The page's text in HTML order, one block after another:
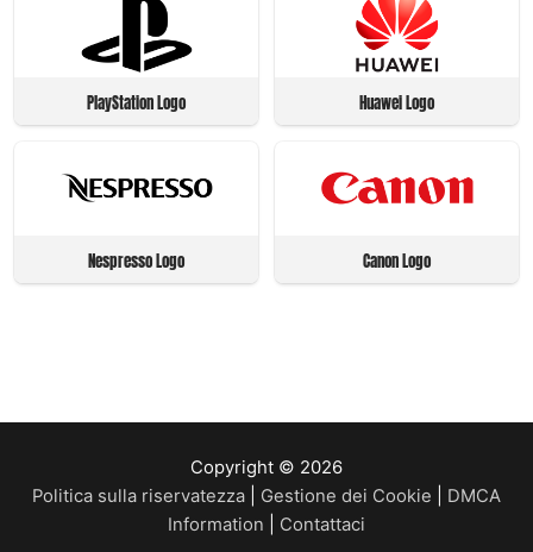
PlayStation Logo Huawei Logo
Nespresso Logo Canon Logo
Copyright © 2026
Politica sulla riservatezza
Gestione dei Cookie
DMCA
Information
Contattaci